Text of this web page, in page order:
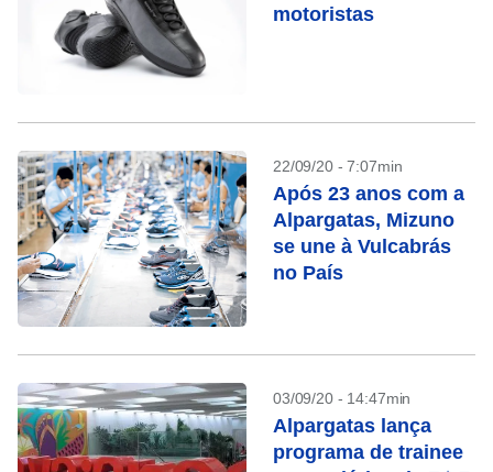
motoristas
22/09/20 - 7:07min
Após 23 anos com a
Alpargatas, Mizuno
se une à Vulcabrás
no País
03/09/20 - 14:47min
Alpargatas lança
programa de trainee